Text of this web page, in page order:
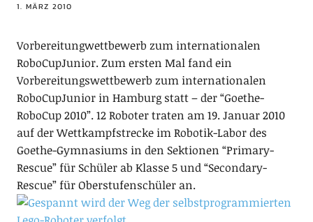
1. MÄRZ 2010
Vorbereitungwettbewerb zum internationalen
RoboCupJunior. Zum ersten Mal fand ein
Vorbereitungswettbewerb zum internationalen
RoboCupJunior in Hamburg statt – der “Goethe-
RoboCup 2010”. 12 Roboter traten am 19. Januar 2010
auf der Wettkampfstrecke im Robotik-Labor des
Goethe-Gymnasiums in den Sektionen “Primary-
Rescue” für Schüler ab Klasse 5 und “Secondary-
Rescue” für Oberstufenschüler an.